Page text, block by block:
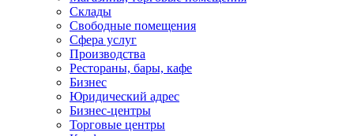
Склады
Свободные помещения
Сфера услуг
Производства
Рестораны, бары, кафе
Бизнес
Юридический адрес
Бизнес-центры
Торговые центры